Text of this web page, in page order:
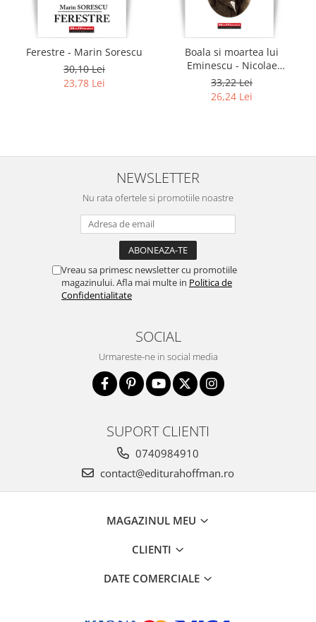
Ferestre - Marin Sorescu
30,10 Lei
23,78 Lei
Boala si moartea lui
Eminescu - Nicolae
Georgescu
33,22 Lei
26,24 Lei
NEWSLETTER
Nu rata ofertele si promotiile noastre
Vreau sa primesc newsletter cu promotiile
magazinului. Afla mai multe in Politica de
Confidentialitate
SOCIAL
Urmareste-ne in social media
SUPORT CLIENTI
0740984910
contact@editurahoffman.ro
MAGAZINUL MEU
CLIENTI
DATE COMERCIALE